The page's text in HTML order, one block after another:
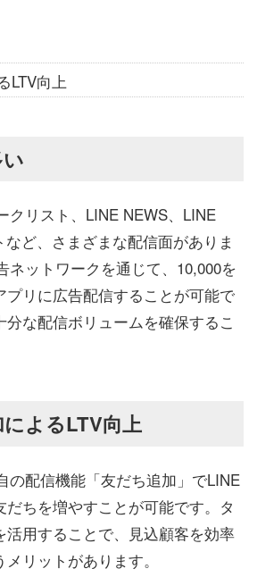
LTV向上
クリスト、LINE NEWS、LINE
ど、さまざまな配信面がありま
ネットワークを通じて、10,000を
プリに広告配信することが可能で
な配信ボリュームを確保するこ
よるLTV向上
の配信機能「友だち追加」でLINE
ちを増やすことが可能です。タ
活用することで、見込顧客を効率
リットがあります。